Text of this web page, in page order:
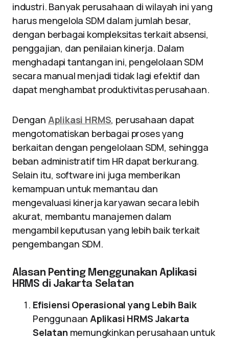
industri. Banyak perusahaan di wilayah ini yang
harus mengelola SDM dalam jumlah besar,
dengan berbagai kompleksitas terkait absensi,
penggajian, dan penilaian kinerja. Dalam
menghadapi tantangan ini, pengelolaan SDM
secara manual menjadi tidak lagi efektif dan
dapat menghambat produktivitas perusahaan.
Dengan Aplikasi HRMS, perusahaan dapat
mengotomatiskan berbagai proses yang
berkaitan dengan pengelolaan SDM, sehingga
beban administratif tim HR dapat berkurang.
Selain itu, software ini juga memberikan
kemampuan untuk memantau dan
mengevaluasi kinerja karyawan secara lebih
akurat, membantu manajemen dalam
mengambil keputusan yang lebih baik terkait
pengembangan SDM.
Alasan Penting Menggunakan Aplikasi
HRMS di Jakarta Selatan
Efisiensi Operasional yang Lebih Baik
PenggunaanAplikasi HRMS Jakarta
Selatan memungkinkan perusahaan untuk